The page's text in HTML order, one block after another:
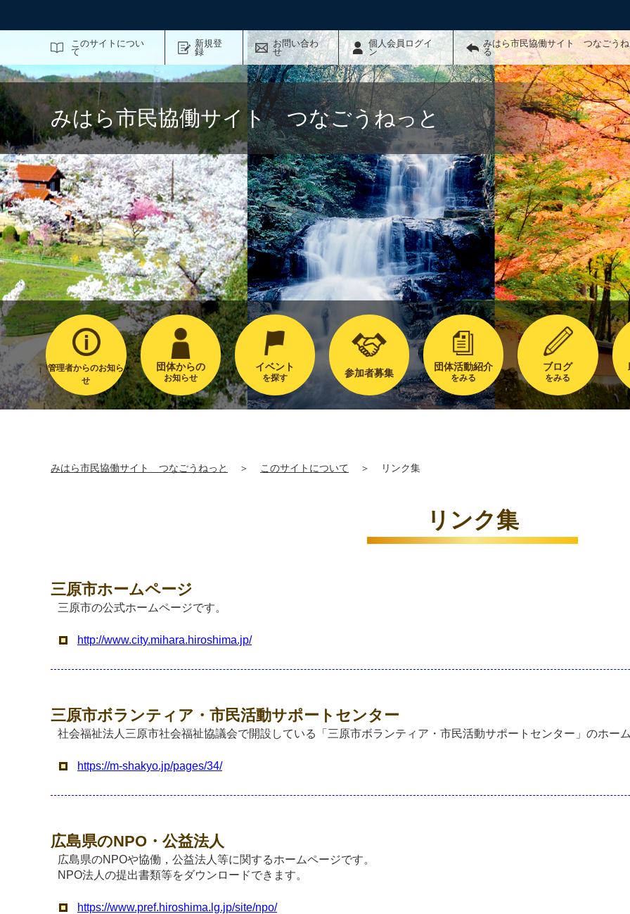
このサイトについ
て
新規登
録
お問い合わ
せ
個人会員ログイ
ン
みはら市民協働サイト つなごう
る
みはら市民協働サイト つなごうねっと
管理者からのお知ら
せ
団体からの
お知らせ
イベント
を探す 参加者募集
団体活動紹介
をみる
ブログ
をみる
みはら市民協働サイト つなごうねっと ＞ このサイトについて ＞ リンク集
リンク集
三原市ホームページ
三原市の公式ホームページです。
http://www.city.mihara.hiroshima.jp/
三原市ボランティア・市民活動サポートセンター
社会福祉法人三原市社会福祉協議会で開設している「三原市ボランティア・市民活動サポートセンター」のホーム
https://m-shakyo.jp/pages/34/
広島県のNPO・公益法人
広島県のNPOや協働，公益法人等に関するホームページです。
NPO法人の提出書類等をダウンロードできます。
https://www.pref.hiroshima.lg.jp/site/npo/